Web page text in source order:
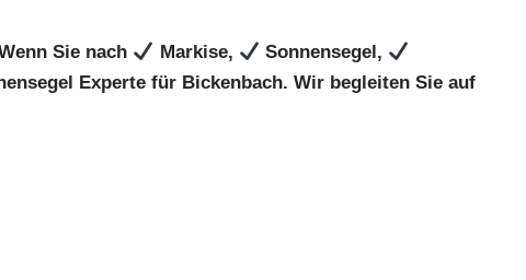
Sie nach Markise,
Sonnensegel,
Experte für Bickenbach. Wir begleiten Sie auf